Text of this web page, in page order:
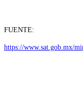
FUENTE:
https://www.sat.gob.mx/